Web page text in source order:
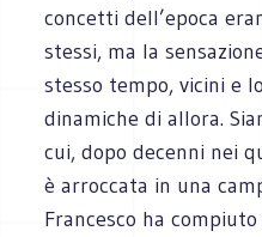
concetti dell’epoca
stessi, ma la
stesso tempo, vicini e
dinamiche di allora.
cui, dopo decenni nei
è arroccata in una
Francesco ha